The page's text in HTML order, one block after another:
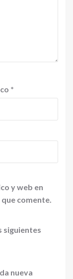
*
y web en
comente.
siguientes
nueva